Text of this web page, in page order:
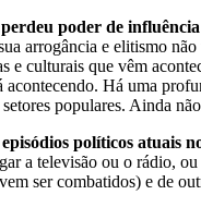
poder de
arrogância e elitismo
culturais que vêm
acontecendo. Há uma
populares. Ainda
políticos atuais
a televisão ou o rádio,
ser combatidos) e de